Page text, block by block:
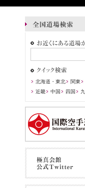
北海道・東北 関東
近畿
中国 四国